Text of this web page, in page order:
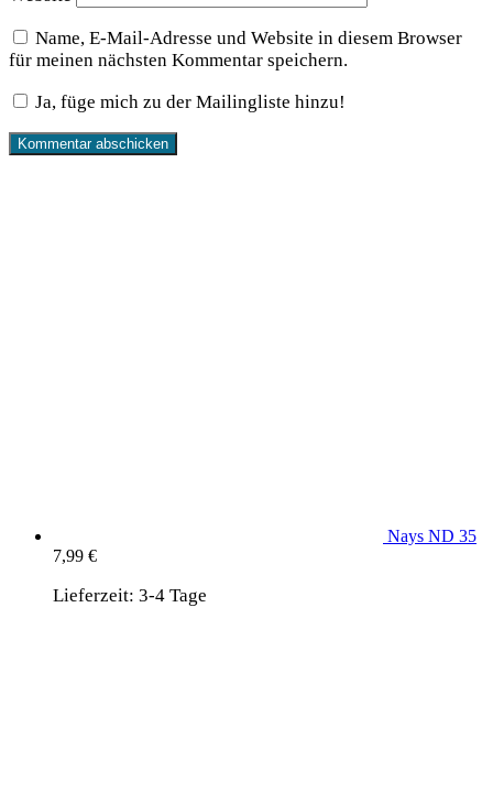
Name, E-Mail-Adresse und Website in diesem Browser
für meinen nächsten Kommentar speichern.
Ja, füge mich zu der Mailingliste hinzu!
Nays ND 35
7,99 €
Lieferzeit: 3-4 Tage